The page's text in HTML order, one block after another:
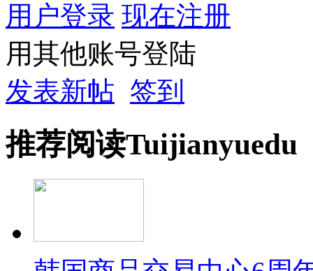
用户登录 现在注册
用其他账号登陆
发表新帖 签到
推荐阅读Tuijianyuedu